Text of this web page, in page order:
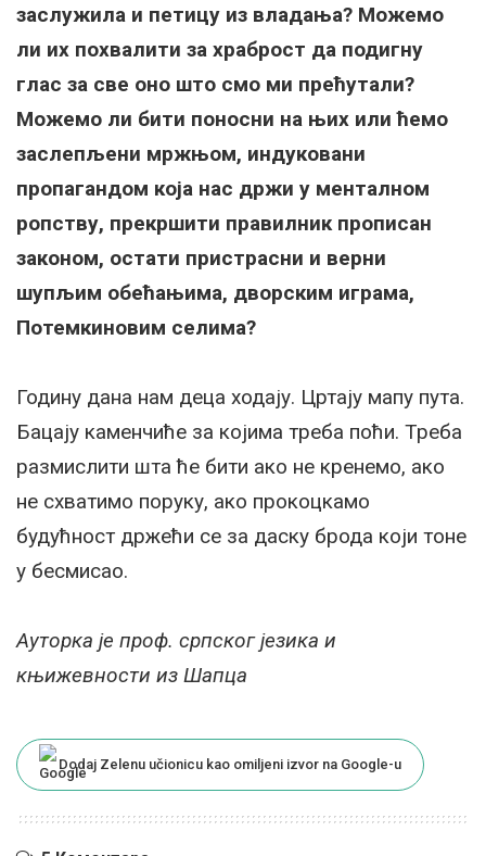
заслужила и петицу из владања? Можемо
ли их похвалити за храброст да подигну
глас за све оно што смо ми прећутали?
Можемо ли бити поносни на њих или ћемо
заслепљени мржњом, индуковани
пропагандом која нас држи у менталном
ропству, прекршити правилник прописан
законом, остати пристрасни и верни
шупљим обећањима, дворским играма,
Потемкиновим селима?
Годину дана нам деца ходају. Цртају мапу пута.
Бацају каменчиће за којима треба поћи. Треба
размислити шта ће бити ако не кренемо, ако
не схватимо поруку, ако прокоцкамо
будућност држећи се за даску брода који тоне
у бесмисао.
Ауторка је проф. српског језика и
књижевности из Шапца
Dodaj Zelenu učionicu kao omiljeni izvor na Google-u